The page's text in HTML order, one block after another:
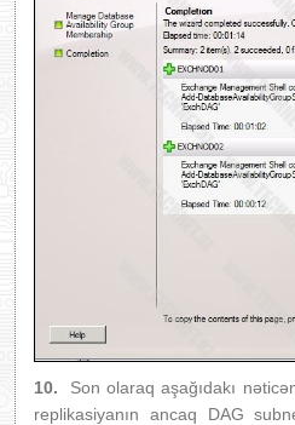
10. Son olaraq aşağıdakı
replikasiyanın ancaq DAG